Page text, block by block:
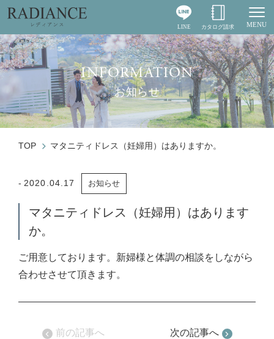
MENU
LINE カタログ請求
INFORMATION
お知らせ
TOP マタニティドレス（妊婦用）はありますか。
2020.04.17 お知らせ
マタニティドレス（妊婦用）はあります
か。
ご用意しております。新婦様と体調の相談をしながら
合わせさせて頂きます。
前の記事へ 次の記事へ